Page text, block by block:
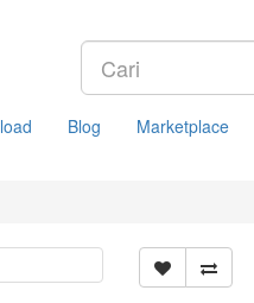
Blog Marketplace